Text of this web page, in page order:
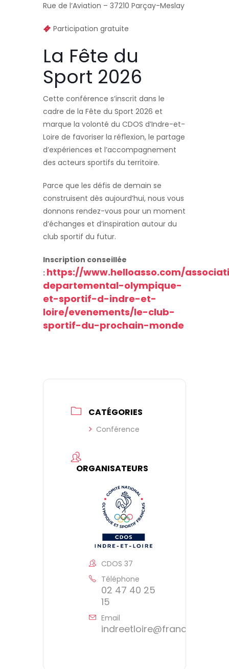
Rue de l’Aviation – 37210 Parçay-Meslay
Participation gratuite
La Fête du
Sport 2026
Cette conférence s’inscrit dans le
cadre de la Fête du Sport 2026 et
marque la volonté du CDOS d’Indre-et-
Loire de favoriser la réflexion, le partage
d’expériences et l’accompagnement
des acteurs sportifs du territoire.
Parce que les défis de demain se
construisent dès aujourd’hui, nous vous
donnons rendez-vous pour un moment
d’échanges et d’inspiration autour du
club sportif du futur.
Inscription conseillée
: https://www.helloasso.com/
departemental-olympique-
et-sportif-d-indre-et-
loire/evenements/le-club-
sportif-du-prochain-monde
CATÉGORIES
Conférence
ORGANISATEURS
CDOS 37
Téléphone
02 47 40 25
15
Email